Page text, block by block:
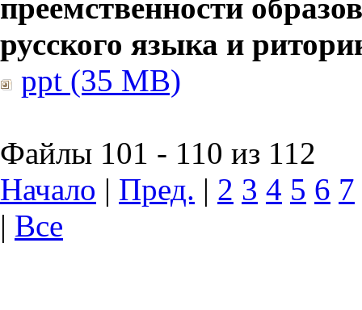
преемственности
русского языка и
ppt (35 MB)
Файлы 101 - 110 из 112
Начало | Пред. | 2 3 4 5 6 7
| Все